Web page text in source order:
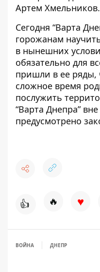
Артем Хмельников.
Сегодня “Варта
горожанам
в нынешних
обязательно для
пришли в ее
сложное время
послужить
“Варта Днепра”
предусмотрено
👍 🔥 ♥
ВОЙНА ДНЕПР